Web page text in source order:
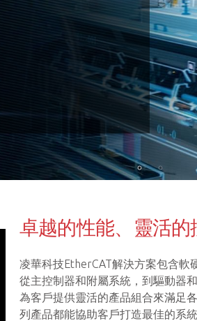
卓越的性能、靈活
凌華科技EtherCAT解決方案包含軟
從主控制器和附屬系統，到驅動器
為客戶提供靈活的產品組合來滿足
列產品都能協助客戶打造最佳的系統